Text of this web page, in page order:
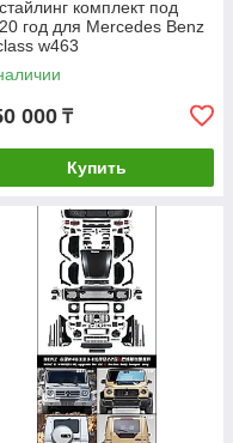
комплект под
год для Mercedes Benz
w463
000 ₸
Купить